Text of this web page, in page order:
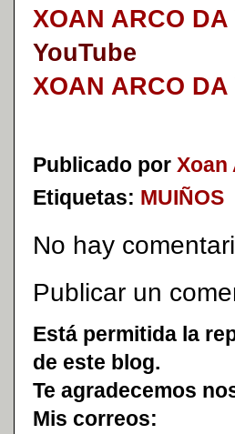
XOAN ARCO
YouTube
XOAN ARCO
Publicado por Xoan
Etiquetas: MUIÑOS
No hay
Publicar un
Está permitida la
de este blog.
Te agradecemos
Mis correos: